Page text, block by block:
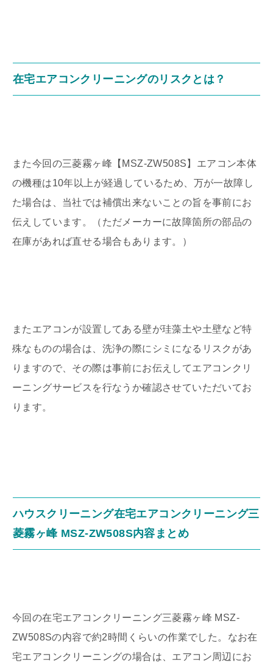
在宅エアコンクリーニングのリスクとは？
また今回の三菱霧ヶ峰【MSZ-ZW508S】エアコン本体
の機種は10年以上が経過しているため、万が一故障し
た場合は、当社では補償出来ないことの旨を事前にお
伝えしています。（ただメーカーに故障箇所の部品の
在庫があれば直せる場合もあります。）
またエアコンが設置してある壁が珪藻土や土壁など特
殊なものの場合は、洗浄の際にシミになるリスクがあ
りますので、その際は事前にお伝えしてエアコンクリ
ーニングサービスを行なうか確認させていただいてお
ります。
ハウスクリーニング在宅エアコンクリーニング三
菱霧ヶ峰 MSZ-ZW508S内容まとめ
今回の在宅エアコンクリーニング三菱霧ヶ峰 MSZ-
ZW508Sの内容で約2時間くらいの作業でした。なお在
宅エアコンクリーニングの場合は、エアコン周辺にお